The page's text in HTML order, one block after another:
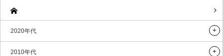
2020年代
2010年代